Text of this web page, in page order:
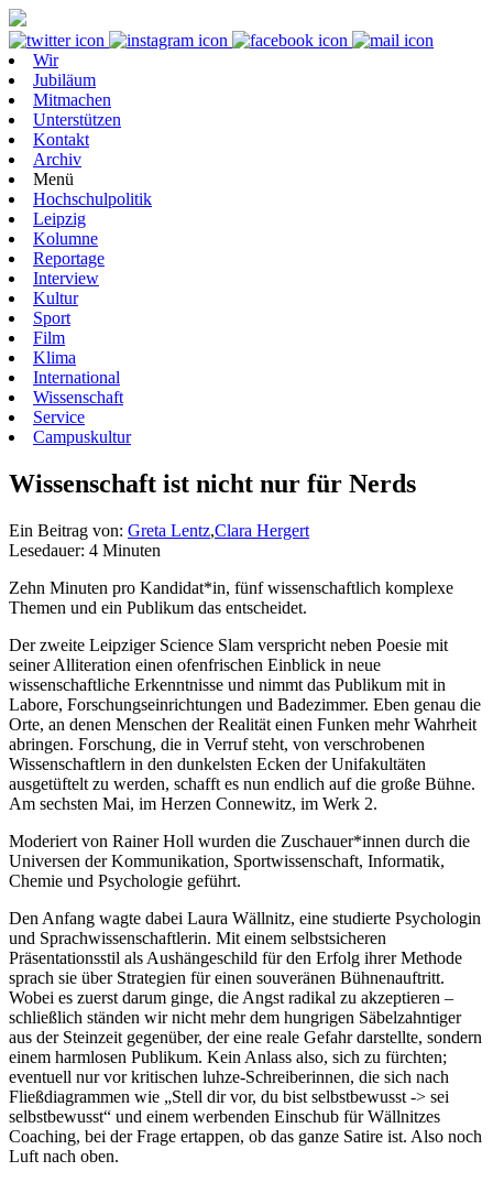
Wir
Jubiläum
Mitmachen
Unterstützen
Kontakt
Archiv
Menü
Hochschulpolitik
Leipzig
Kolumne
Reportage
Interview
Kultur
Sport
Film
Klima
International
Wissenschaft
Service
Campuskultur
Wissenschaft ist nicht nur für Nerds
Ein Beitrag von: Greta Lentz,Clara Hergert
Lesedauer: 4 Minuten
Zehn Minuten pro Kandidat*in, fünf wissenschaftlich komplexe
Themen und ein Publikum das entscheidet.
Der zweite Leipziger Science Slam verspricht neben Poesie mit
seiner Alliteration einen ofenfrischen Einblick in neue
wissenschaftliche Erkenntnisse und nimmt das Publikum mit in
Labore, Forschungseinrichtungen und Badezimmer. Eben genau die
Orte, an denen Menschen der Realität einen Funken mehr Wahrheit
abringen. Forschung, die in Verruf steht, von verschrobenen
Wissenschaftlern in den dunkelsten Ecken der Unifakultäten
ausgetüftelt zu werden, schafft es nun endlich auf die große Bühne.
Am sechsten Mai, im Herzen Connewitz, im Werk 2.
Moderiert von Rainer Holl wurden die Zuschauer*innen durch die
Universen der Kommunikation, Sportwissenschaft, Informatik,
Chemie und Psychologie geführt.
Den Anfang wagte dabei Laura Wällnitz, eine studierte Psychologin
und Sprachwissenschaftlerin. Mit einem selbstsicheren
Präsentationsstil als Aushängeschild für den Erfolg ihrer Methode
sprach sie über Strategien für einen souveränen Bühnenauftritt.
Wobei es zuerst darum ginge, die Angst radikal zu akzeptieren –
schließlich ständen wir nicht mehr dem hungrigen Säbelzahntiger
aus der Steinzeit gegenüber, der eine reale Gefahr darstellte, sondern
einem harmlosen Publikum. Kein Anlass also, sich zu fürchten;
eventuell nur vor kritischen luhze-Schreiberinnen, die sich nach
Fließdiagrammen wie „Stell dir vor, du bist selbstbewusst -> sei
selbstbewusst“ und einem werbenden Einschub für Wällnitzes
Coaching, bei der Frage ertappen, ob das ganze Satire ist. Also noch
Luft nach oben.